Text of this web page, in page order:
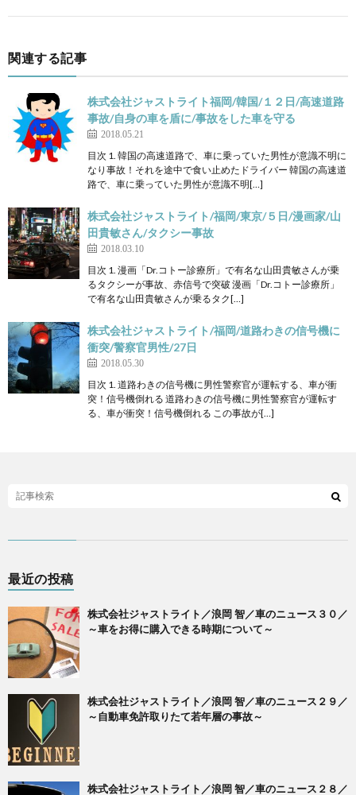
関連する記事
株式会社ジャストライト福岡/韓国/１２日/高速道路
事故/自身の車を盾に/事故をした車を守る
2018.05.21
目次 1. 韓国の高速道路で、車に乗っていた男性が意識不明に
なり事故！それを途中で食い止めたドライバー 韓国の高速道
路で、車に乗っていた男性が意識不明[…]
株式会社ジャストライト/福岡/東京/５日/漫画家/山
田貴敏さん/タクシー事故
2018.03.10
目次 1. 漫画「Dr.コトー診療所」で有名な山田貴敏さんが乗
るタクシーが事故、赤信号で突破 漫画「Dr.コトー診療所」
で有名な山田貴敏さんが乗るタク[…]
株式会社ジャストライト/福岡/道路わきの信号機に
衝突/警察官男性/27日
2018.05.30
目次 1. 道路わきの信号機に男性警察官が運転する、車が衝
突！信号機倒れる 道路わきの信号機に男性警察官が運転す
る、車が衝突！信号機倒れる この事故が[…]
最近の投稿
株式会社ジャストライト／浪岡 智／車のニュース３０／
～車をお得に購入できる時期について～
株式会社ジャストライト／浪岡 智／車のニュース２９／
～自動車免許取りたて若年層の事故～
株式会社ジャストライト／浪岡 智／車のニュース２８／